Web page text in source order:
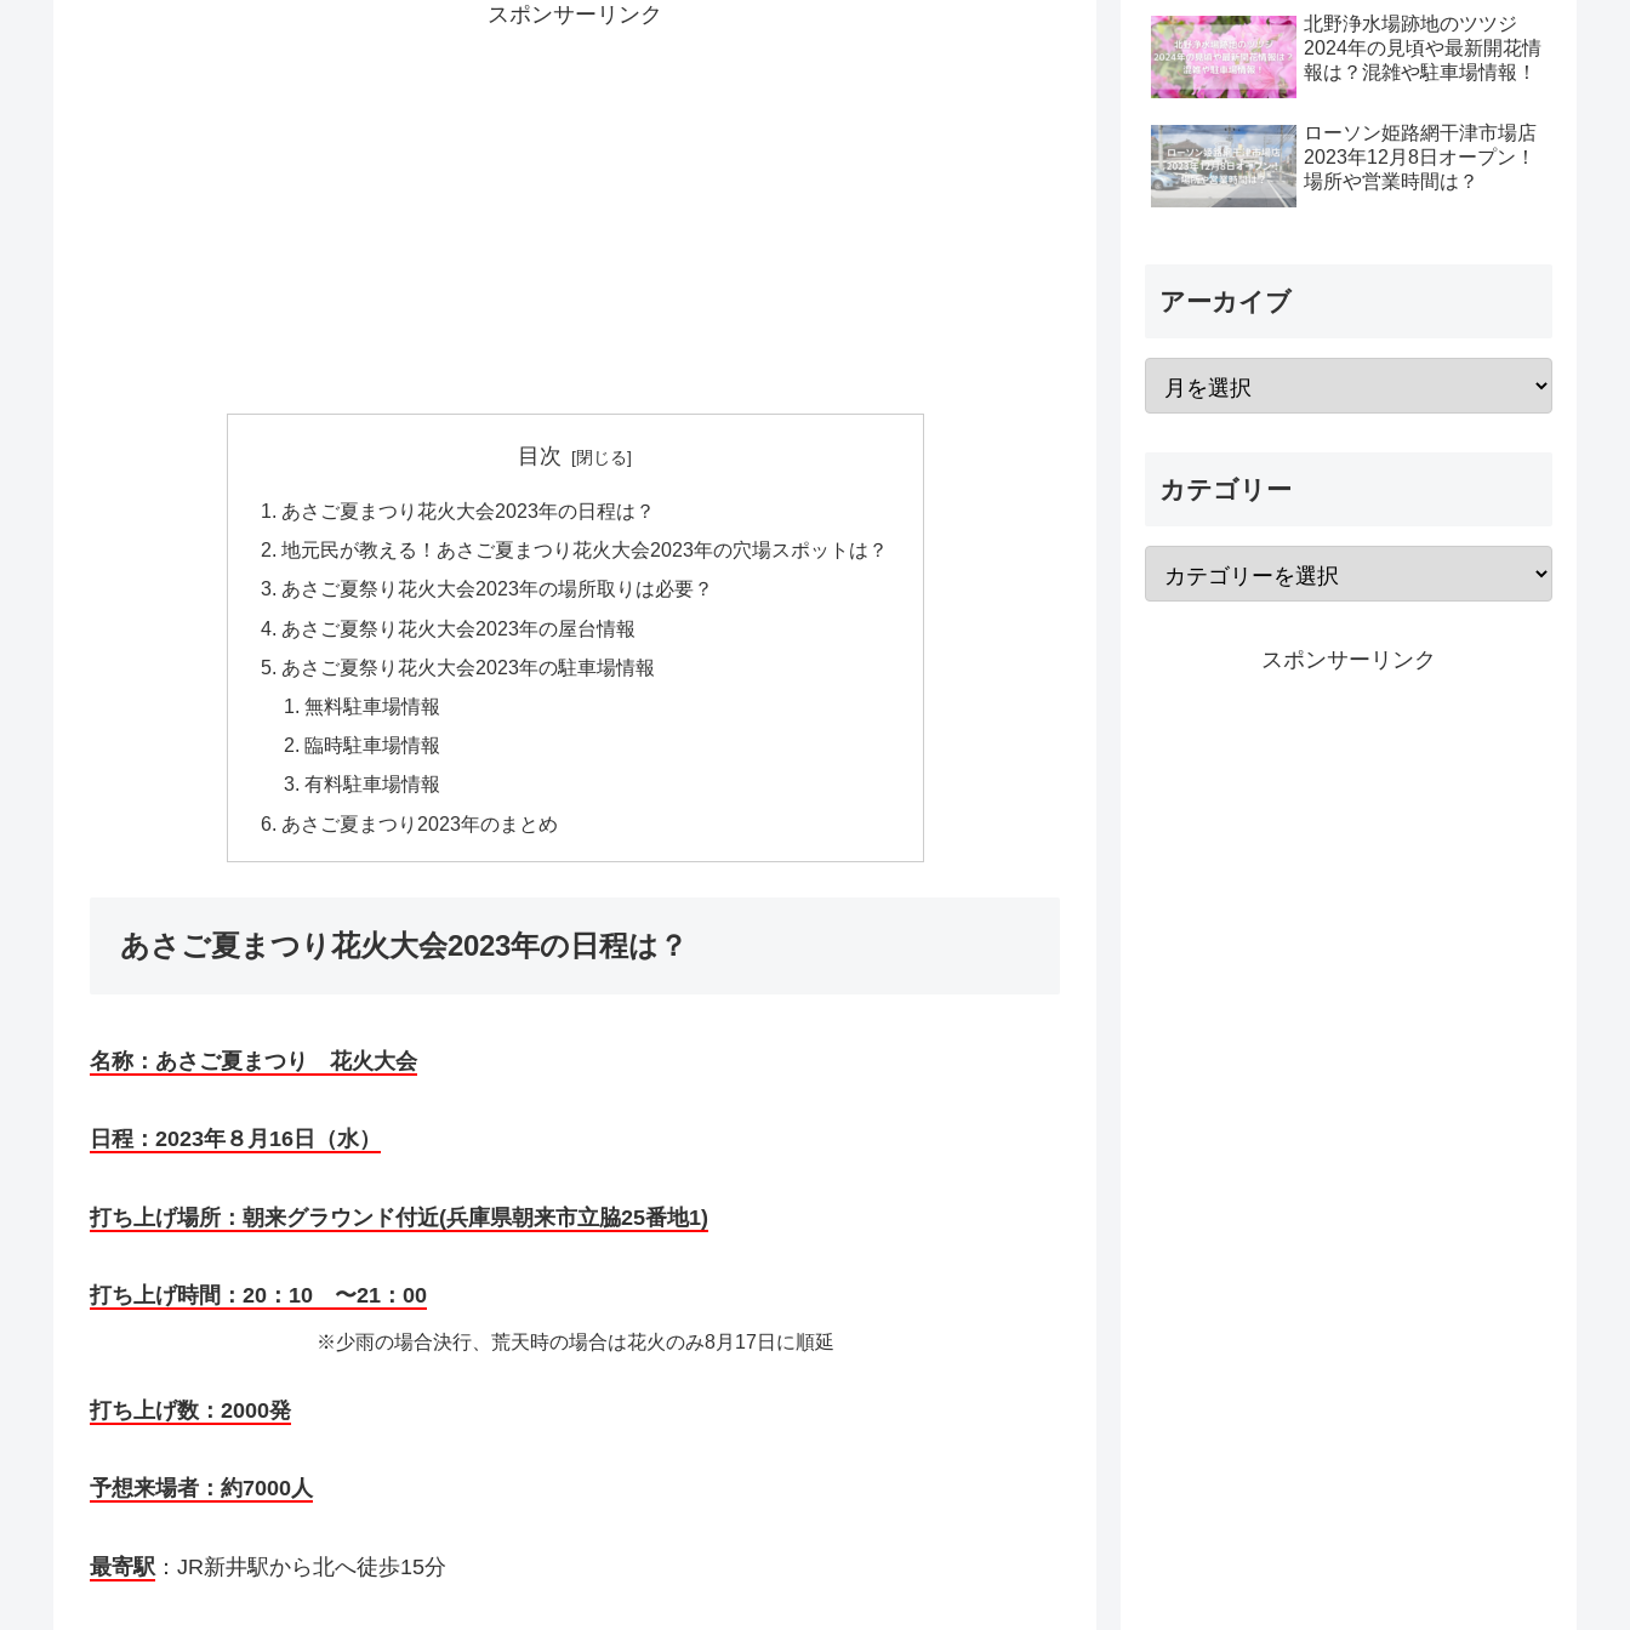
スポンサーリンク
目次
あさご夏まつり花火大会2023年の日程は？
地元民が教える！あさご夏まつり花火大会2023年の穴場スポットは？
あさご夏祭り花火大会2023年の場所取りは必要？
あさご夏祭り花火大会2023年の屋台情報
あさご夏祭り花火大会2023年の駐車場情報
無料駐車場情報
臨時駐車場情報
有料駐車場情報
あさご夏まつり2023年のまとめ
あさご夏まつり花火大会2023年の日程は？
名称：あさご夏まつり 花火大会
日程：2023年８月16日（水）
打ち上げ場所：朝来グラウンド付近(兵庫県朝来市立脇25番地1)
打ち上げ時間：20：10 〜21：00
※少雨の場合決行、荒天時の場合は花火のみ8月17日に順延
打ち上げ数：2000発
予想来場者：約7000人
最寄駅 ：JR新井駅から北へ徒歩15分
北野浄水場跡地のツツジ
2024年の見頃や最新開花情
報は？混雑や駐車場情報！
ローソン姫路網干津市場店
2023年12月8日オープン！
場所や営業時間は？
アーカイブ
カテゴリー
スポンサーリンク